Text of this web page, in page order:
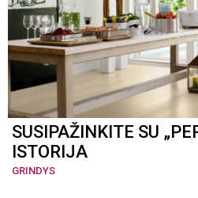
SUSIPAŽINKITE SU
ISTORIJA
GRINDYS